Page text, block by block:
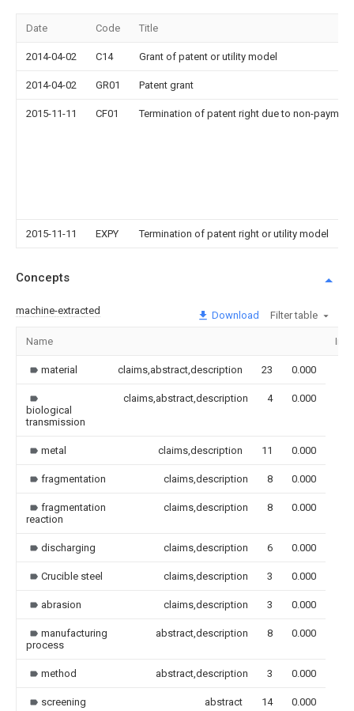
Date Code Title
2014-04-02 C14 Grant of patent or utility model
2014-04-02 GR01 Patent grant
2015-11-11 CF01 Termination of patent right due to non-
2015-11-11 EXPY Termination of patent right or utility model
Concepts
machine-extracted Download Filter table
Name
material claims,abstract,description 23 0.000
biological
transmission
claims,abstract,description 4 0.000
metal claims,description 11 0.000
fragmentation claims,description 8 0.000
fragmentation
reaction
claims,description 8 0.000
discharging claims,description 6 0.000
Crucible steel claims,description 3 0.000
abrasion claims,description 3 0.000
manufacturing
process
abstract,description 8 0.000
method abstract,description 3 0.000
screening abstract 14 0.000